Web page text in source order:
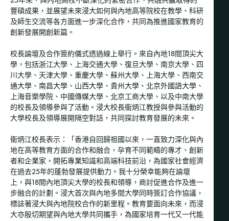
豐碩成果，並展望未來浸大如何與內地高等院校在教學、科研
及師生交流等各方面進一步深化合作，共同為推進國家教育的
創新發展開創新篇。
校長論壇及合作簽約儀式透過線上舉行。來自內地18間頂尖大
學，包括浙江大學、上海交通大學、復旦大學、南京大學、四
川大學、天津大學、重慶大學、蘇州大學、上海大學、西南交
通大學、南昌大學、山西大學、貴州大學、北京外國語大學、
上海音樂學院、中國傳媒大學、北京工商大學、以及中南大學
的校長及領導參與了活動。浸大校長衞炳江教授與參與活動的
大學校長及領導展開隔空對話，共同探討教育發展的未來。
衞炳江校長表示：「香港自回歸祖國以來，一直致力深化與內
地在高等教育方面的合作和融合，孕育不同範疇的專才、創新
者和企業家，開拓專業知識和高端科技前沿，為國家社會經濟
在過去25年的蓬勃發展提供動力。 我十分榮幸能夠在論壇
上，與18間內地頂尖大學的校長和領導，商討促進合作及進一
步融合的計劃。浸大首次與內地多間大學同時簽訂合作協議，
標誌著浸大與內地院校合作的新里程。教育要面向未來，而浸
大亦殷切期望與內地大學共同攜手，為國家培育一代又一代能